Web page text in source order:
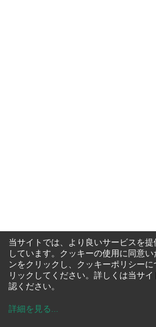
当サイトでは、より良いサービスを
しています。クッキーの使用に同意
ンをクリックし、クッキーポリシー
リックしてください。詳しくは当サイ
認ください。
詳細を見る ...